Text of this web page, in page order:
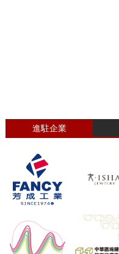
進駐企業